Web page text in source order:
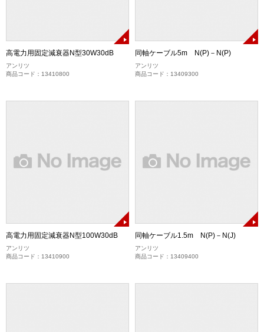
高電力用固定減衰器N型30W30dB
アンリツ
商品コード：13410800
同軸ケーブル5m N(P)－N(P)
アンリツ
商品コード：13409300
高電力用固定減衰器N型100W30dB
アンリツ
商品コード：13410900
同軸ケーブル1.5m N(P)－N(J)
アンリツ
商品コード：13409400